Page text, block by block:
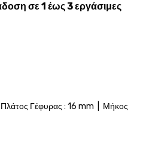
σε 1 έως 3 εργάσιμες
Γέφυρας : 16 mm | Μήκος